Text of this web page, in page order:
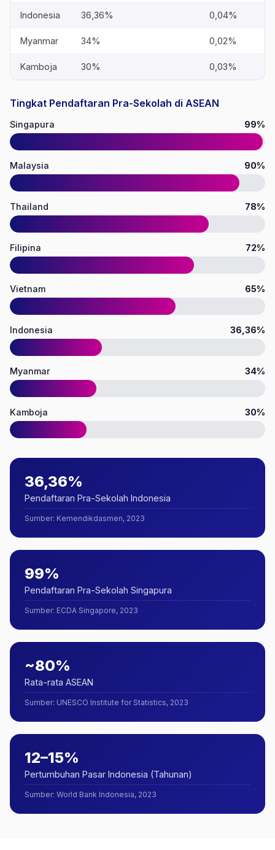
Indonesia 36,36% 0,04%
Myanmar 34% 0,02%
Kamboja 30% 0,03%
Tingkat Pendaftaran Pra-Sekolah di ASEAN
Singapura 99%
Malaysia 90%
Thailand 78%
Filipina 72%
Vietnam 65%
Indonesia 36,36%
Myanmar 34%
Kamboja 30%
36,36%
Pendaftaran Pra-Sekolah Indonesia
Sumber: Kemendikdasmen, 2023
99%
Pendaftaran Pra-Sekolah Singapura
Sumber: ECDA Singapore, 2023
~80%
Rata-rata ASEAN
Sumber: UNESCO Institute for Statistics, 2023
12–15%
Pertumbuhan Pasar Indonesia (Tahunan)
Sumber: World Bank Indonesia, 2023